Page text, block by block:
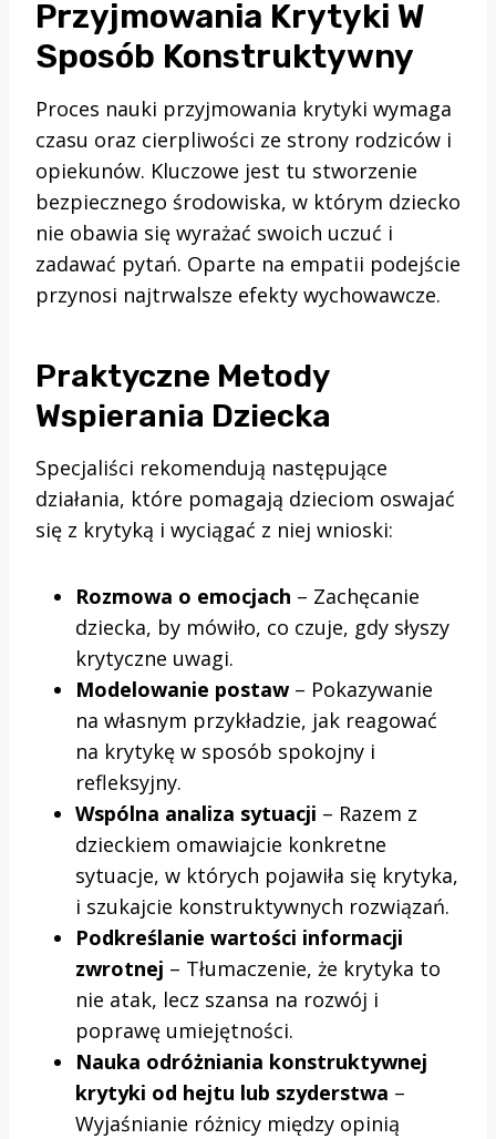
Przyjmowania Krytyki W
Sposób Konstruktywny
Proces nauki przyjmowania krytyki wymaga
czasu oraz cierpliwości ze strony rodziców i
opiekunów. Kluczowe jest tu stworzenie
bezpiecznego środowiska, w którym dziecko
nie obawia się wyrażać swoich uczuć i
zadawać pytań. Oparte na empatii podejście
przynosi najtrwalsze efekty wychowawcze.
Praktyczne Metody
Wspierania Dziecka
Specjaliści rekomendują następujące
działania, które pomagają dzieciom oswajać
się z krytyką i wyciągać z niej wnioski:
Rozmowa o emocjach – Zachęcanie
dziecka, by mówiło, co czuje, gdy słyszy
krytyczne uwagi.
Modelowanie postaw– Pokazywanie
na własnym przykładzie, jak reagować
na krytykę w sposób spokojny i
refleksyjny.
Wspólna analiza sytuacji – Razem z
dzieckiem omawiajcie konkretne
sytuacje, w których pojawiła się krytyka,
i szukajcie konstruktywnych rozwiązań.
Podkreślanie wartości informacji
zwrotnej – Tłumaczenie, że krytyka to
nie atak, lecz szansa na rozwój i
poprawę umiejętności.
Nauka odróżniania konstruktywnej
krytyki od hejtu lub szyderstwa –
Wyjaśnianie różnicy między opinią